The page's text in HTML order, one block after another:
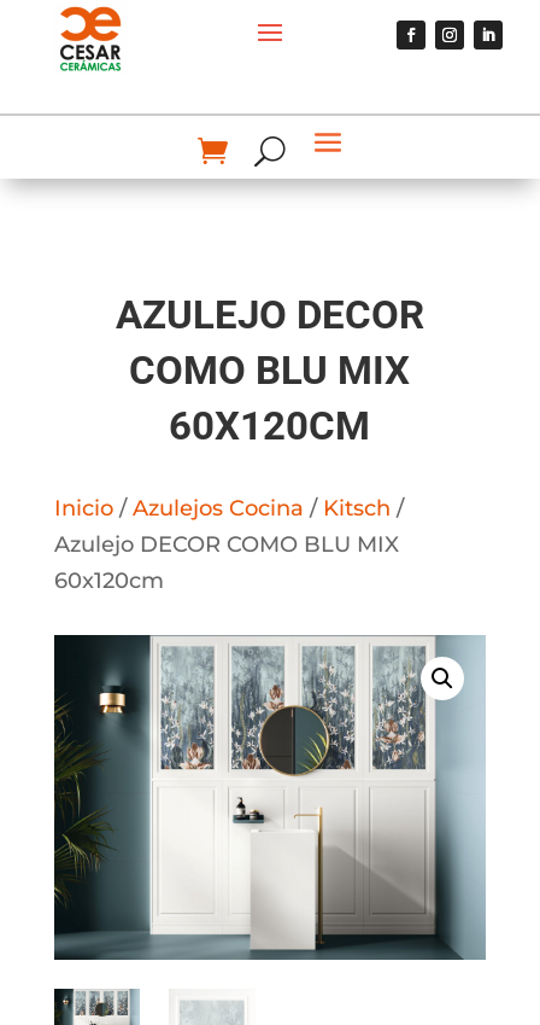
AZULEJO DECOR
COMO BLU MIX
60X120CM
Inicio/Azulejos Cocina / Kitsch /
Azulejo DECOR COMO BLU MIX
60x120cm